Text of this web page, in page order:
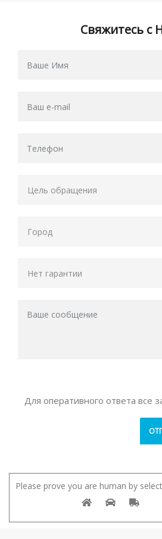
Свяжитесь с
Для оперативного ответа все
Please prove you are human by